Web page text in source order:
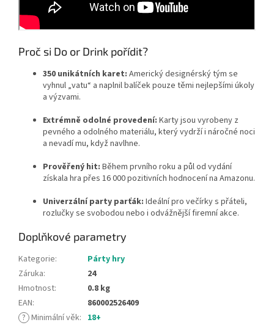
Proč si Do or Drink pořídit?
350 unikátních karet: Americký designérský tým se
vyhnul „vatu“ a naplnil balíček pouze těmi nejlepšími úkoly
a výzvami.
Extrémně odolné provedení: Karty jsou vyrobeny z
pevného a odolného materiálu, který vydrží i náročné noci
a nevadí mu, když navlhne.
Prověřený hit: Během prvního roku a půl od vydání
získala hra přes 16 000 pozitivních hodnocení na Amazonu.
Univerzální party parťák: Ideální pro večírky s přáteli,
rozlučky se svobodou nebo i odvážnější firemní akce.
Doplňkové parametry
Kategorie:
Párty hry
Záruka:
24
Hmotnost:
0.8 kg
EAN:
860002526409
? Minimální věk: 18+